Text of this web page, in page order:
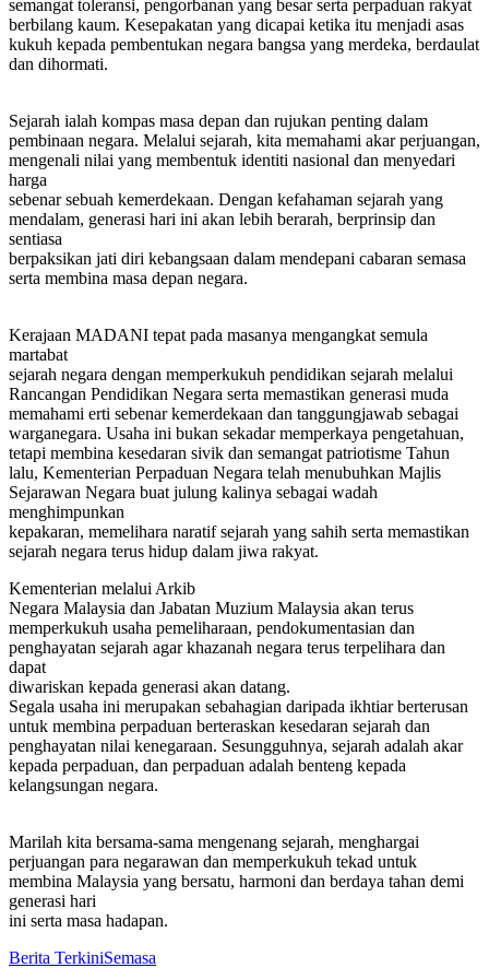
semangat toleransi, pengorbanan yang besar serta perpaduan rakyat
berbilang kaum. Kesepakatan yang dicapai ketika itu menjadi asas
kukuh kepada pembentukan negara bangsa yang merdeka, berdaulat
dan dihormati.
Sejarah ialah kompas masa depan dan rujukan penting dalam
pembinaan negara. Melalui sejarah, kita memahami akar perjuangan,
mengenali nilai yang membentuk identiti nasional dan menyedari
harga
sebenar sebuah kemerdekaan. Dengan kefahaman sejarah yang
mendalam, generasi hari ini akan lebih berarah, berprinsip dan
sentiasa
berpaksikan jati diri kebangsaan dalam mendepani cabaran semasa
serta membina masa depan negara.
Kerajaan MADANI tepat pada masanya mengangkat semula
martabat
sejarah negara dengan memperkukuh pendidikan sejarah melalui
Rancangan Pendidikan Negara serta memastikan generasi muda
memahami erti sebenar kemerdekaan dan tanggungjawab sebagai
warganegara. Usaha ini bukan sekadar memperkaya pengetahuan,
tetapi membina kesedaran sivik dan semangat patriotisme Tahun
lalu, Kementerian Perpaduan Negara telah menubuhkan Majlis
Sejarawan Negara buat julung kalinya sebagai wadah
menghimpunkan
kepakaran, memelihara naratif sejarah yang sahih serta memastikan
sejarah negara terus hidup dalam jiwa rakyat.
Kementerian melalui Arkib
Negara Malaysia dan Jabatan Muzium Malaysia akan terus
memperkukuh usaha pemeliharaan, pendokumentasian dan
penghayatan sejarah agar khazanah negara terus terpelihara dan
dapat
diwariskan kepada generasi akan datang.
Segala usaha ini merupakan sebahagian daripada ikhtiar berterusan
untuk membina perpaduan berteraskan kesedaran sejarah dan
penghayatan nilai kenegaraan. Sesungguhnya, sejarah adalah akar
kepada perpaduan, dan perpaduan adalah benteng kepada
kelangsungan negara.
Marilah kita bersama-sama mengenang sejarah, menghargai
perjuangan para negarawan dan memperkukuh tekad untuk
membina Malaysia yang bersatu, harmoni dan berdaya tahan demi
generasi hari
ini serta masa hadapan.
Berita TerkiniSemasa